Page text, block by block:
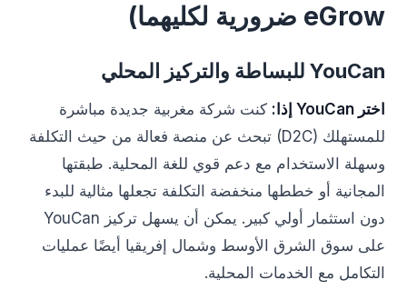
eGrow ضرورية لكليهما)
YouCan للبساطة والتركيز المحلي
اختر YouCan إذا:
كنت شركة مغربية جديدة مباشرة
للمستهلك (D2C) تبحث عن منصة فعالة من حيث التكلفة
وسهلة الاستخدام مع دعم قوي للغة المحلية. طبقتها
المجانية أو خططها منخفضة التكلفة تجعلها مثالية للبدء
دون استثمار أولي كبير. يمكن أن يسهل تركيز YouCan
على سوق الشرق الأوسط وشمال إفريقيا أيضًا عمليات
التكامل مع الخدمات المحلية.